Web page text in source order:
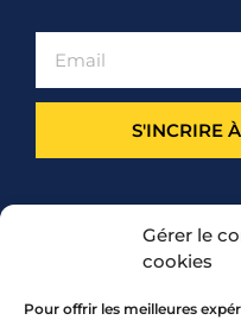
Gérer le
cookies
Pour offrir les meilleures
S'INCRIRE